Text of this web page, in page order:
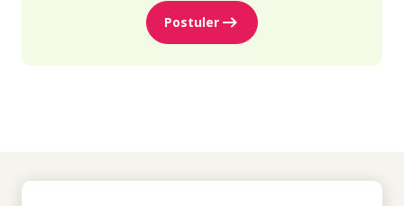
Postuler